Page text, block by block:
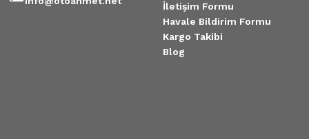
İletişim Formu
Havale Bildirim Formu
Kargo Takibi
Blog